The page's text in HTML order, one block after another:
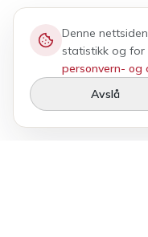
Denne
statistikk og for
personvern- og
Avslå